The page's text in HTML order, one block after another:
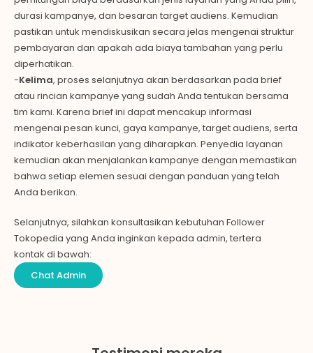
durasi kampanye, dan besaran target audiens. Kemudian
pastikan untuk mendiskusikan secara jelas mengenai struktur
pembayaran dan apakah ada biaya tambahan yang perlu
diperhatikan.
-Kelima, proses selanjutnya akan berdasarkan pada brief
atau rincian kampanye yang sudah Anda tentukan bersama
tim kami. Karena brief ini dapat mencakup informasi
mengenai pesan kunci, gaya kampanye, target audiens, serta
indikator keberhasilan yang diharapkan. Penyedia layanan
kemudian akan menjalankan kampanye dengan memastikan
bahwa setiap elemen sesuai dengan panduan yang telah
Anda berikan.
Selanjutnya, silahkan konsultasikan kebutuhan Follower
Tokopedia yang Anda inginkan kepada admin, tertera
kontak di bawah:
Chat Admin